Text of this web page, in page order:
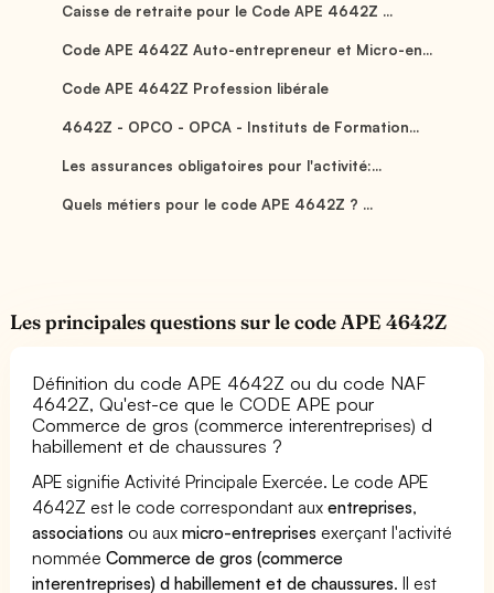
Caisse de retraite pour le Code APE 4642Z ...
Code APE 4642Z Auto-entrepreneur et Micro-en...
Code APE 4642Z Profession libérale
4642Z - OPCO - OPCA - Instituts de Formation...
Les assurances obligatoires pour l'activité:...
Quels métiers pour le code APE 4642Z ? ...
Les principales questions sur le code APE 4642Z
Définition du code APE 4642Z ou du code NAF
4642Z, Qu'est-ce que le CODE APE pour
Commerce de gros (commerce interentreprises) d
habillement et de chaussures ?
APE signifie Activité Principale Exercée. Le code APE
4642Z est le code correspondant auxentreprises,
associations ou auxmicro-entreprises exerçant l'activité
nomméeCommerce de gros (commerce
interentreprises) d habillement et de chaussures. Il est